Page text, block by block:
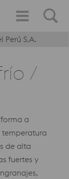
S.A.
/
a
de alta
fuertes y